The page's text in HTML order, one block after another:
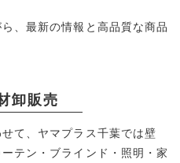
、最新の情報と高品質な商品
卸販売
て、ヤマプラス千葉では壁
テン・ブラインド・照明・家